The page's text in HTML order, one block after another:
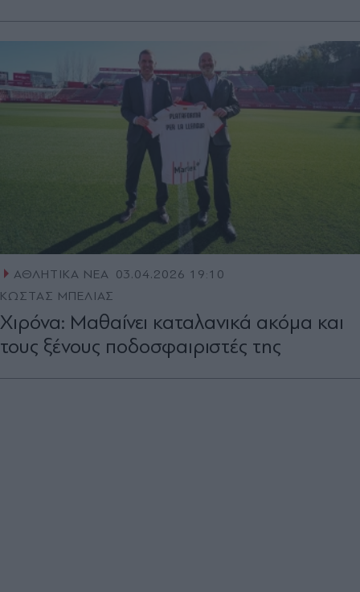
ΑΘΛΗΤΙΚΑ ΝΕΑ 03.04.2026 19:10
ΚΩΣΤΑΣ ΜΠΕΛΙΑΣ
Χιρόνα: Μαθαίνει καταλανικά ακόμα και
τους ξένους ποδοσφαιριστές της